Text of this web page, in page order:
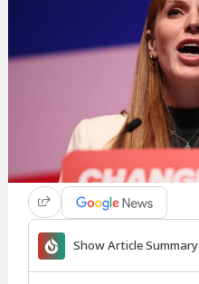
Show Article Summary